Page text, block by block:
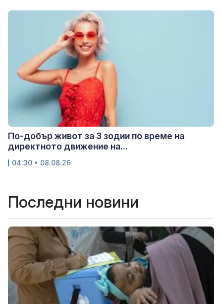
По-добър живот за 3 зодии по време на
директното движение на...
04:30 • 08.08.26
Последни новини